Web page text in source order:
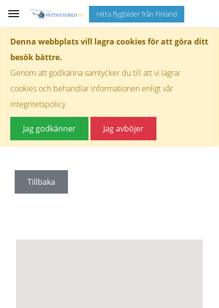
Denna webbplats vill lagra cookies för att göra ditt
besök bättre.
Genom att godkänna samtycker du till att vi lagrar
cookies och behandlar informationen enligt vår
integritetspolicy.
Jag godkänner Jag avböjer
Hitta flygbilder från Finland
Tillbaka